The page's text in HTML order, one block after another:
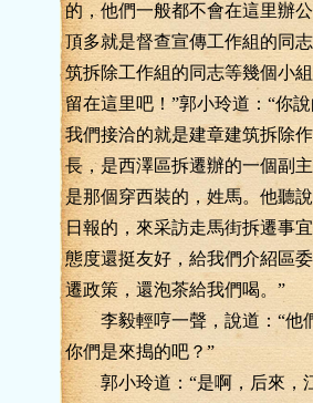
的，他們一般都不會在這里辦
頂多就是督查宣傳工作組的同
筑拆除工作組的同志等幾個小
留在這里吧！”郭小玲道：“你
我們接洽的就是建章建筑拆除
長，是西澤區拆遷辦的一個副
是那個穿西裝的，姓馬。他聽
日報的，來采訪走馬街拆遷事
態度還挺友好，給我們介紹區
遷政策，還泡茶給我們喝。”
李毅輕哼一聲，說道：“他們
你們是來搗的吧？”
郭小玲道：“是啊，后來，